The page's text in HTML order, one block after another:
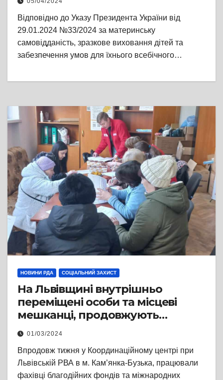
Відповідно до Указу Президента України від
29.01.2024 №33/2024 за материнську
самовідданість, зразкове виховання дітей та
забезпечення умов для їхнього всебічного…
НОВИНИ РДА СОЦІАЛЬНИЙ ЗАХИСТ
На Львівщині внутрішньо
переміщені особи та місцеві
мешканці, продовжують
отримувати безкоштовну
допомогу та підтримку
01/03/2024
Впродовж тижня у Координаційному центрі при
Львівській РВА в м. Кам’янка-Бузька, працювали
фахівці благодійних фондів та міжнародних